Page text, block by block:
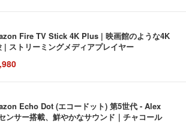
Fire TV Stick 4K Plus | 映画館のような4K
| ストリーミングメディアプレイヤー
Echo Dot (エコードット) 第5世代 - Alex
ンサー搭載、鮮やかなサウンド｜チャコール